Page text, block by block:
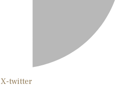
X-twitter